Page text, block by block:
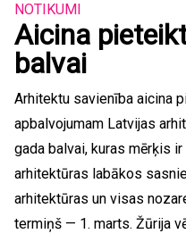
NOTIKUMI
Aicina
balvai
Arhitektu savienība aicina
apbalvojumam Latvijas
gada balvai, kuras mērķis
arhitektūras labākos
arhitektūras un visas
termiņš — 1. marts. Žūrija